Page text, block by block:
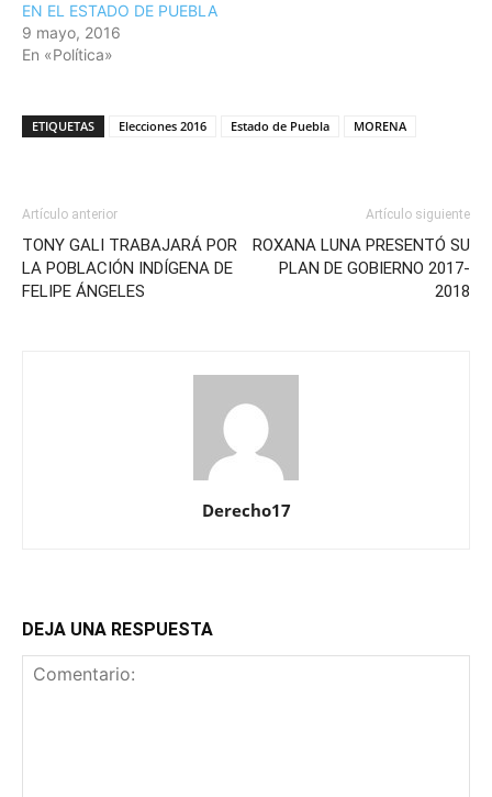
EN EL ESTADO DE PUEBLA
9 mayo, 2016
En «Política»
ETIQUETAS Elecciones 2016 Estado de Puebla MORENA
Artículo anterior
TONY GALI TRABAJARÁ POR
LA POBLACIÓN INDÍGENA DE
FELIPE ÁNGELES
Artículo siguiente
ROXANA LUNA PRESENTÓ SU
PLAN DE GOBIERNO 2017-
2018
Derecho17
DEJA UNA RESPUESTA